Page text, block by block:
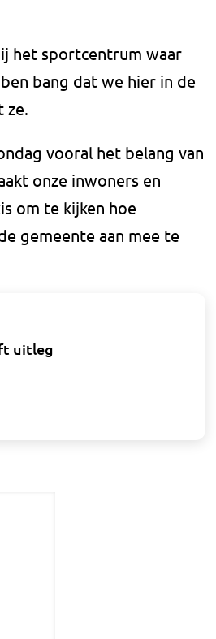
het sportcentrum waar
bang dat we hier in de
ze.
vooral het belang van
onze inwoners en
om te kijken hoe
gemeente aan mee te
uitleg